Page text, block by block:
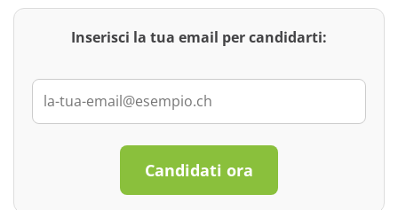
Inserisci la tua email per candidarti:
Candidati ora